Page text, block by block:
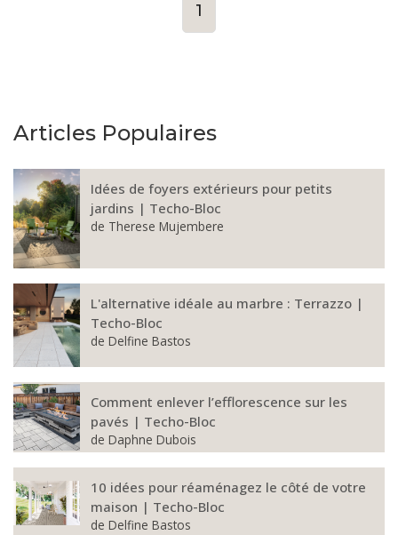
1
Articles Populaires
Idées de foyers extérieurs pour petits
jardins | Techo-Bloc
de Therese Mujembere
L'alternative idéale au marbre : Terrazzo |
Techo-Bloc
de Delfine Bastos
Comment enlever l’efflorescence sur les
pavés | Techo-Bloc
de Daphne Dubois
10 idées pour réaménagez le côté de votre
maison | Techo-Bloc
de Delfine Bastos